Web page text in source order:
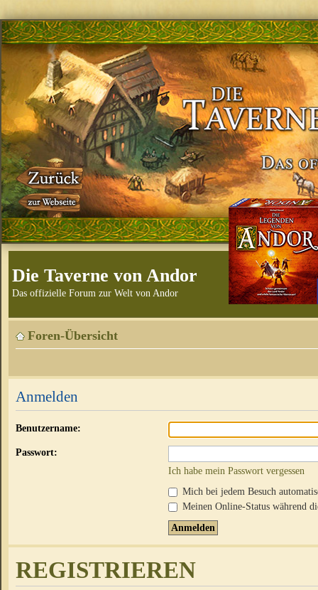
Die Taverne von Andor
Das offizielle Forum zur Welt von Andor
Foren-Übersicht
Anmelden
Benutzername:
Passwort:
Ich habe mein Passwort vergessen
Mich bei jedem Besuch
Meinen Online-Status während
REGISTRIEREN